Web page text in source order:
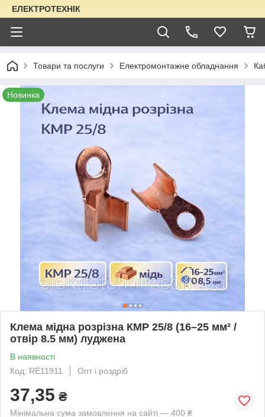
ЕЛЕКТРОТЕХНІК
Товари та послуги Електромонтажне обладнання
Новинка
Клема мідна розрізна КМР 25/8 (16–25 мм² /
отвір 8.5 мм) луджена
В наявності
Код: RE11911
Опт і роздріб
37,35 ₴
Мінімальна сума замовлення на сайті — 400 ₴